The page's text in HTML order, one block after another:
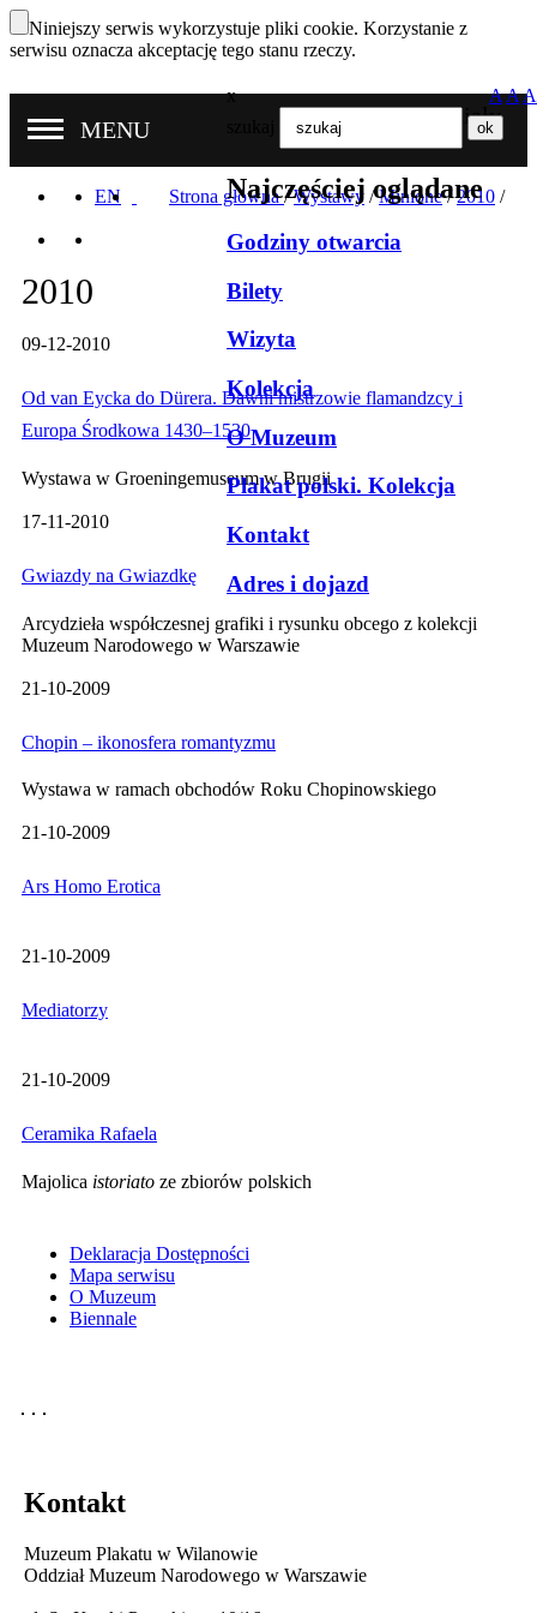
Niniejszy serwis wykorzystuje pliki cookie. Korzystanie z
serwisu oznacza akceptację tego stanu rzeczy.
Nasze oddziały
MENU
x
Najczęściej oglądane
Godziny otwarcia
Bilety
Wizyta
Kolekcja
O Muzeum
Plakat polski. Kolekcja
Kontakt
Adres i dojazd
AAA
EN Strona główna/ Wystawy /Minione/2010 /
2010
09-12-2010
Od van Eycka do Dürera. Dawni mistrzowie flamandzcy i
Europa Środkowa 1430–1530
Wystawa w Groeningemuseum w Brugii
17-11-2010
Gwiazdy na Gwiazdkę
Arcydzieła współczesnej grafiki i rysunku obcego z kolekcji
Muzeum Narodowego w Warszawie
21-10-2009
Chopin – ikonosfera romantyzmu
Wystawa w ramach obchodów Roku Chopinowskiego
21-10-2009
Ars Homo Erotica
21-10-2009
Mediatorzy
21-10-2009
Ceramika Rafaela
Majolica istoriato ze zbiorów polskich
Deklaracja Dostępności
Mapa serwisu
O Muzeum
Biennale
Kontakt
Muzeum Plakatu w Wilanowie
Oddział Muzeum Narodowego w Warszawie